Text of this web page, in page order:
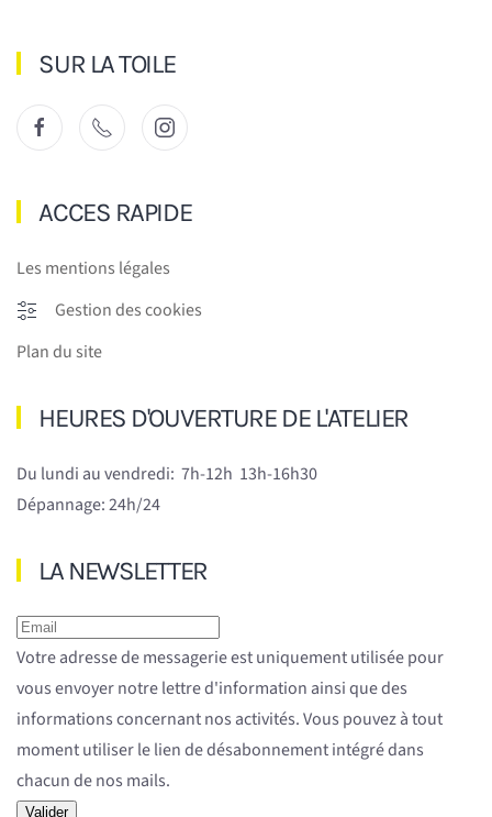
SUR LA TOILE
ACCES RAPIDE
Les mentions légales
Gestion des cookies
Plan du site
HEURES D'OUVERTURE DE L'ATELIER
Du lundi au vendredi: 7h-12h 13h-16h30
Dépannage: 24h/24
LA NEWSLETTER
Votre adresse de messagerie est uniquement utilisée pour
vous envoyer notre lettre d'information ainsi que des
informations concernant nos activités. Vous pouvez à tout
moment utiliser le lien de désabonnement intégré dans
chacun de nos mails.